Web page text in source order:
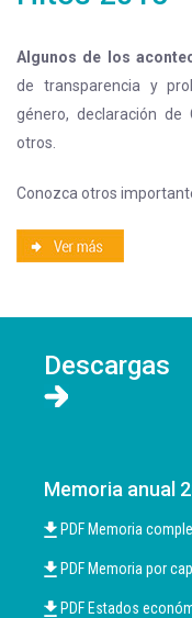
Algunos de los
de transparencia y
género, declaración
otros.
Conozca otros
Descargas
Memoria anual
PDF Memoria
PDF Memoria por
PDF Estados